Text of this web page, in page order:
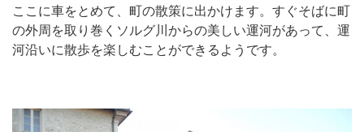
ここに車をとめて、町の散策に出かけます。すぐそばに町
の外周を取り巻くソルグ川からの美しい運河があって、運
河沿いに散歩を楽しむことができるようです。